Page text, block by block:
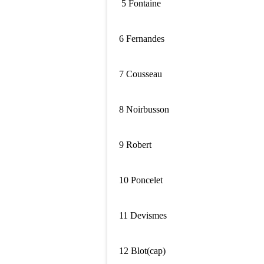
5 Fontaine
6 Fernandes
7 Cousseau
8 Noirbusson
9 Robert
10 Poncelet
11 Devismes
12 Blot(cap)